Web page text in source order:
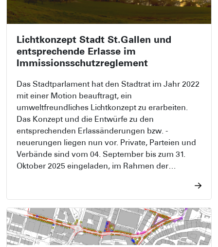
Lichtkonzept Stadt St.Gallen und
entsprechende Erlasse im
Immissionsschutzreglement
Das Stadtparlament hat den Stadtrat im Jahr 2022
mit einer Motion beauftragt, ein
umweltfreundliches Lichtkonzept zu erarbeiten.
Das Konzept und die Entwürfe zu den
entsprechenden Erlassänderungen bzw. -
neuerungen liegen nun vor. Private, Parteien und
Verbände sind vom 04. September bis zum 31.
Oktober 2025 eingeladen, im Rahmen der